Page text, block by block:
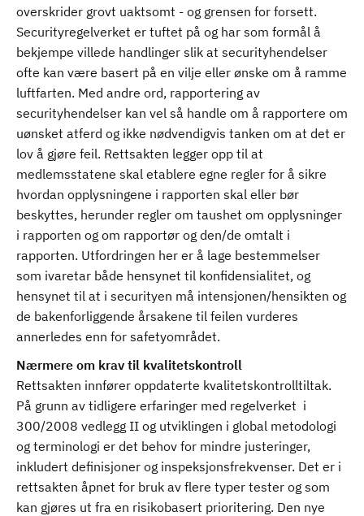
overskrider grovt uaktsomt - og grensen for forsett.
Securityregelverket er tuftet på og har som formål å
bekjempe villede handlinger slik at securityhendelser
ofte kan være basert på en vilje eller ønske om å ramme
luftfarten. Med andre ord, rapportering av
securityhendelser kan vel så handle om å rapportere om
uønsket atferd og ikke nødvendigvis tanken om at det er
lov å gjøre feil. Rettsakten legger opp til at
medlemsstatene skal etablere egne regler for å sikre
hvordan opplysningene i rapporten skal eller bør
beskyttes, herunder regler om taushet om opplysninger
i rapporten og om rapportør og den/de omtalt i
rapporten. Utfordringen her er å lage bestemmelser
som ivaretar både hensynet til konfidensialitet, og
hensynet til at i securityen må intensjonen/hensikten og
de bakenforliggende årsakene til feilen vurderes
annerledes enn for safetyområdet.
Nærmere om krav til kvalitetskontroll
Rettsakten innfører oppdaterte kvalitetskontrolltiltak.
På grunn av tidligere erfaringer med regelverket i
300/2008 vedlegg II og utviklingen i global metodologi
og terminologi er det behov for mindre justeringer,
inkludert definisjoner og inspeksjonsfrekvenser. Det er i
rettsakten åpnet for bruk av flere typer tester og som
kan gjøres ut fra en risikobasert prioritering. Den nye